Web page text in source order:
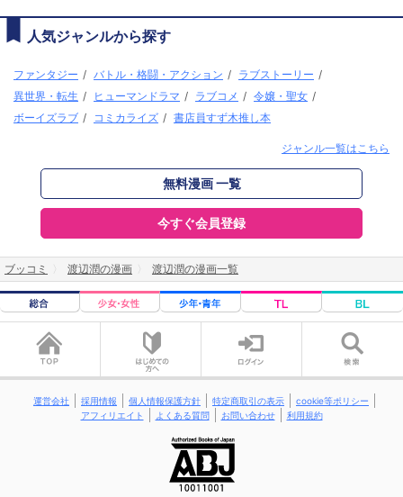
人気ジャンルから探す
ファンタジー / バトル・格闘・アクション / ラブストーリー /
異世界・転生 / ヒューマンドラマ / ラブコメ / 令嬢・聖女 /
ボーイズラブ / コミカライズ / 書店員すず木推し本
ジャンル一覧はこちら
無料漫画 一覧
今すぐ会員登録
ブッコミ 渡辺潤の漫画 渡辺潤の漫画一覧
運営会社 採用情報 個人情報保護方針 特定商取引の表示
cookie等ポリシー
アフィリエイト
よくある質問 お問い合わせ 利用規約